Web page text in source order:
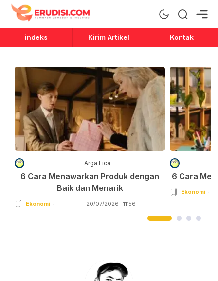
Erudisi
Temukan Jawaban dan Inspirasi
indeks Kirim Artikel Kontak
Arga Fica
6 Cara Menawarkan Produk dengan
Baik dan Menarik
Ekonomi 20/07/2026 | 11:56
6 Cara
Ekonomi